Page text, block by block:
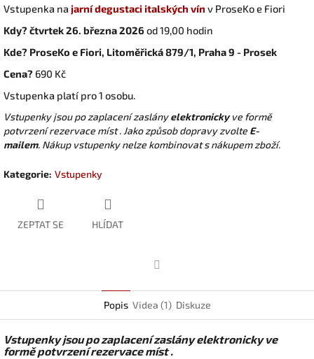
Vstupenka na jarní degustaci italských vín v ProseKo e Fiori
Kdy? čtvrtek 26. března 2026 od 19,00 hodin
Kde? ProseKo e Fiori, Litoměřická 879/1, Praha 9 - Prosek
Cena? 690 Kč
Vstupenka platí pro 1 osobu.
Vstupenky jsou po zaplacení zaslányelektronickyve formě
potvrzení rezervace míst .Jako způsob dopravy zvolteE-
mailem. Nákup vstupenky nelze kombinovat s nákupem zboží.
Kategorie: Vstupenky
ZEPTAT SE HLÍDAT
Popis Videa (1) Diskuze
Vstupenky jsou po zaplacení zaslány elektronicky ve
formě potvrzení rezervace míst .